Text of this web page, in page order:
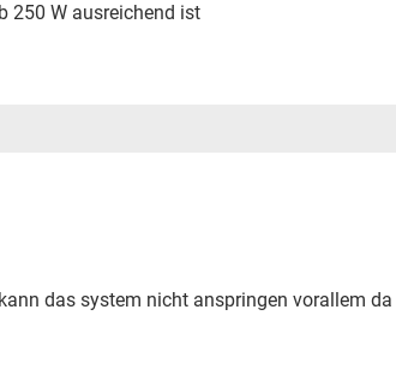
250 W ausreichend ist
das system nicht anspringen vorallem da